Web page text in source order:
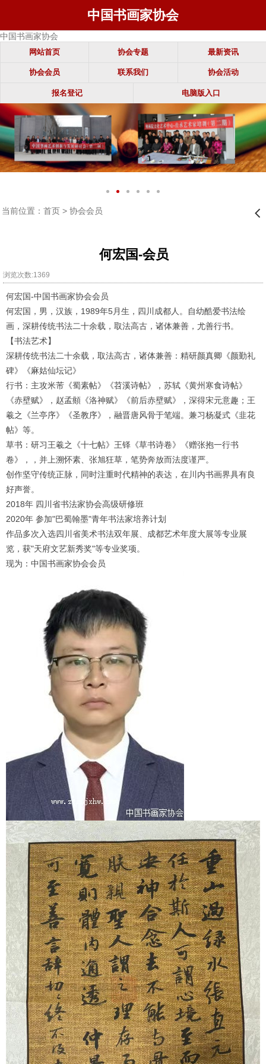
中国书画家协会
中国书画家协会
网站首页 协会专题 最新资讯
协会会员 联系我们 协会活动
报名登记 电脑版入口
2 3
当前位置： 首页> 协会会员 󰊒
何宏国-会员
浏览次数:1369
何宏国-中国书画家协会会员
何宏国，男，汉族，1989年5月生，四川成都人。自幼酷爱书法绘
画，深耕传统书法二十余载，取法高古，诸体兼善，尤善行书。
【书法艺术】
深耕传统书法二十余载，取法高古，诸体兼善：精研颜真卿《颜勤礼
碑》《麻姑仙坛记》
行书：主攻米芾《蜀素帖》《苕溪诗帖》，苏轼《黄州寒食诗帖》
《赤壁赋》，赵孟頫《洛神赋》《前后赤壁赋》，深得宋元意趣；王
羲之《兰亭序》《圣教序》，融晋唐风骨于笔端。兼习杨凝式《韭花
帖》等。
草书：研习王羲之《十七帖》王铎《草书诗卷》《赠张抱一行书
卷》，，并上溯怀素、张旭狂草，笔势奔放而法度谨严。
创作坚守传统正脉，同时注重时代精神的表达，在川内书画界具有良
好声誉。
2018年 四川省书法家协会高级研修班
2020年 参加"巴蜀翰墨"青年书法家培养计划
作品多次入选四川省美术书法双年展、成都艺术年度大展等专业展
览，获"天府文艺新秀奖"等专业奖项。
现为：中国书画家协会会员